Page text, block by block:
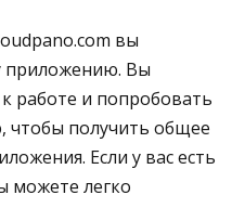
в CloudPano
и войдите в
тур
камеры.
значок
вы
приложению. Вы
работе и попробовать
чтобы получить общее
Если у вас есть
можете легко